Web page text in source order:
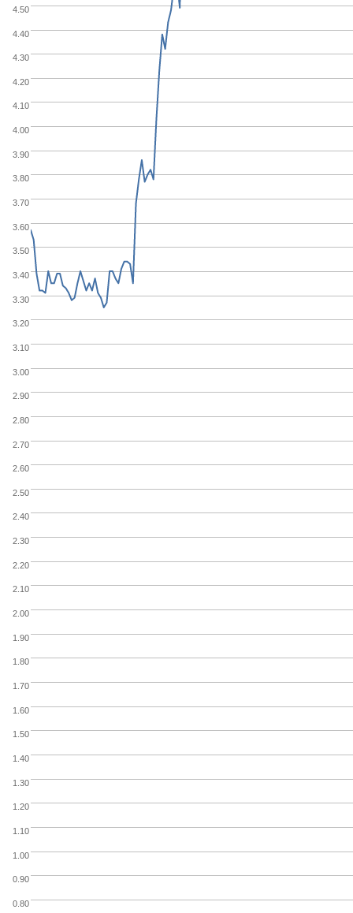
1.00
1.50
2.00
2.50
3.00
3.50
4.00
4.50
0.80
0.90
1.10
1.20
1.30
1.40
1.60
1.70
1.80
1.90
2.10
2.20
2.30
2.40
2.60
2.70
2.80
2.90
3.10
3.20
3.30
3.40
3.60
3.70
3.80
3.90
4.10
4.20
4.30
4.40